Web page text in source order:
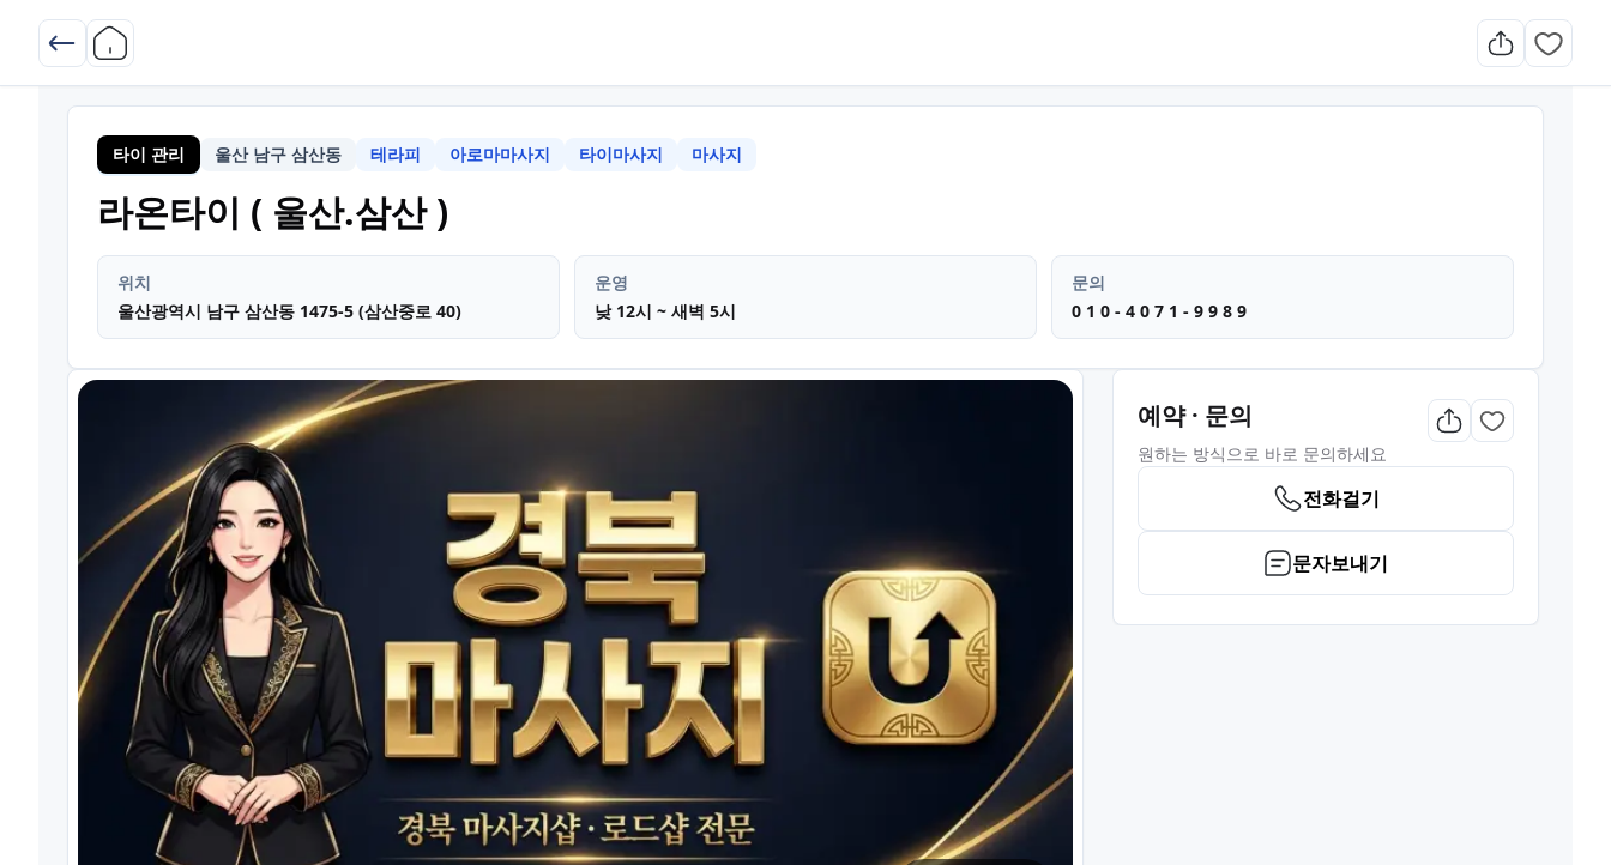
타이 관리 울산 남구 삼산동 테라피 아로마마사지 타이마사지 마사지
라온타이 ( 울산.삼산 )
위치
울산광역시 남구 삼산동 1475-5 (삼산중로 40)
운영
낮 12시 ~ 새벽 5시
문의
0 1 0 - 4 0 7 1 - 9 9 8 9
예약 · 문의
원하는 방식으로 바로 문의하세요
전화걸기
문자보내기